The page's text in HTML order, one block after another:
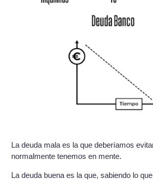
La deuda mala es la que deberíamos
normalmente tenemos en mente.
La deuda buena es la que, sabiendo lo